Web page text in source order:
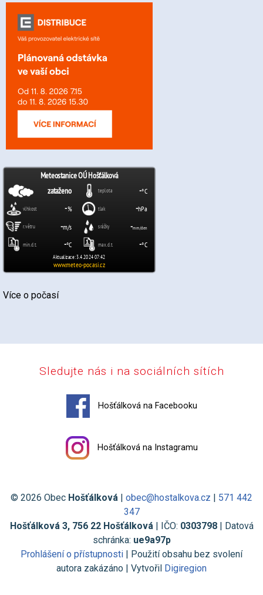
Více o počasí
Sledujte nás i na sociálních sítích
Hošťálková na Facebooku
Hošťálková na Instagramu
© 2026 Obec Hošťálková | obec@hostalkova.cz | 571 442
347
Hošťálková 3, 756 22 Hošťálková| IČO: 0303798| Datová
schránka: ue9a97p
Prohlášení o přístupnosti | Použití obsahu bez svolení
autora zakázáno | Vytvořil Digiregion